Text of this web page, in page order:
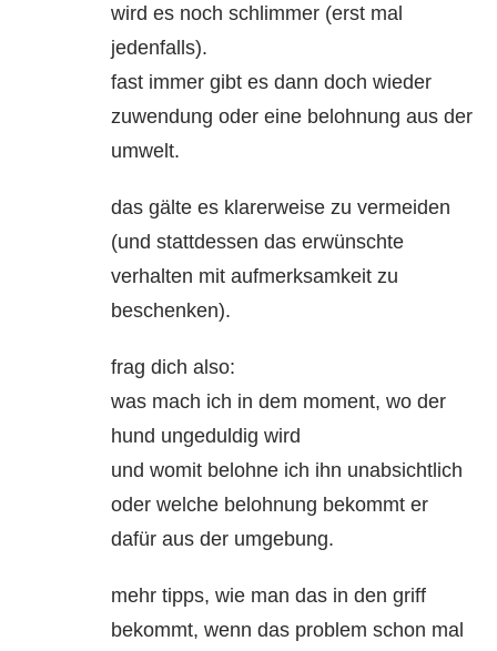
wird es noch schlimmer (erst mal
jedenfalls).
fast immer gibt es dann doch wieder
zuwendung oder eine belohnung aus der
umwelt.
das gälte es klarerweise zu vermeiden
(und stattdessen das erwünschte
verhalten mit aufmerksamkeit zu
beschenken).
frag dich also:
was mach ich in dem moment, wo der
hund ungeduldig wird
und womit belohne ich ihn unabsichtlich
oder welche belohnung bekommt er
dafür aus der umgebung.
mehr tipps, wie man das in den griff
bekommt, wenn das problem schon mal